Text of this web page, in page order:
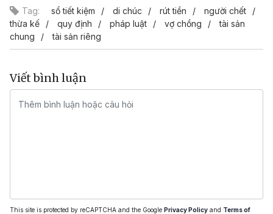
Tag: sổ tiết kiệm di chúc rút tiền
người chết
thừa kế
quy định pháp luật vợ chồng
tài sản
chung
tài sản riêng
Viết bình luận
This site is protected by reCAPTCHA and the Google Privacy Policy and Terms of